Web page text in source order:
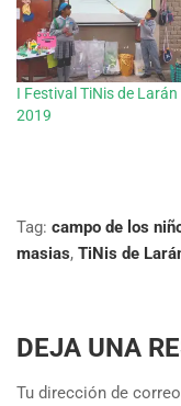
I Festival TiNis de Larán
2019
Tag: campo de los
masias, TiNis de
DEJA UNA
Tu dirección de